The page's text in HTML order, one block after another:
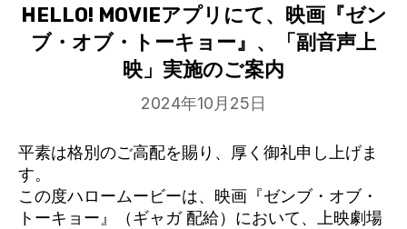
HELLO! MOVIEアプリにて、映画『ゼン
ブ・オブ・トーキョー』、「副音声上
映」実施のご案内
2024年10月25日
平素は格別のご高配を賜り、厚く御礼申し上げま
す。
この度ハロームービーは、映画『ゼンブ・オブ・
トーキョー』（ギャガ配給）において、上映劇場